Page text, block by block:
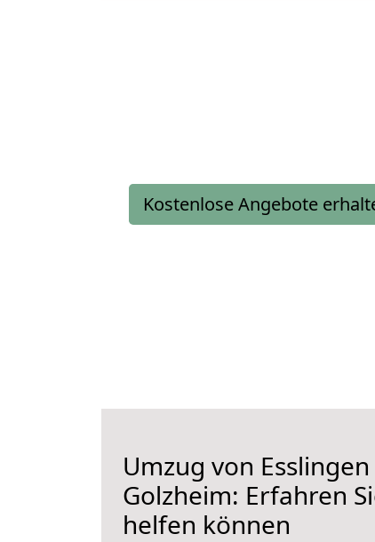
Kostenlose Angebote
Umzug von
Golzheim: Erfahren
helfen können